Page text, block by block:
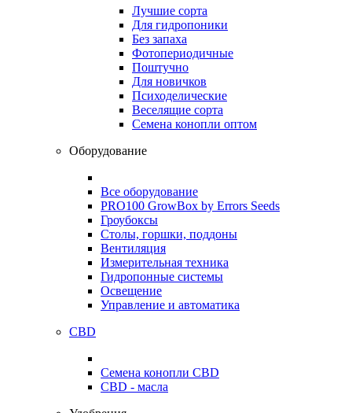
Лучшие сорта
Для гидропоники
Без запаха
Фотопериодичные
Поштучно
Для новичков
Психоделические
Веселящие сорта
Семена конопли оптом
Оборудование
Все оборудование
PRO100 GrowBox by Errors Seeds
Гроубоксы
Столы, горшки, поддоны
Вентиляция
Измерительная техника
Гидропонные системы
Освещение
Управление и автоматика
CBD
Семена конопли CBD
CBD - масла